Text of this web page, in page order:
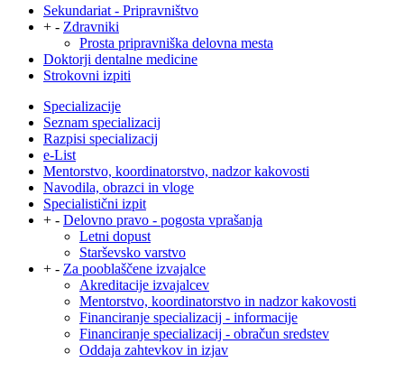
Sekundariat - Pripravništvo
+ - Zdravniki
Prosta pripravniška delovna mesta
Doktorji dentalne medicine
Strokovni izpiti
Specializacije
Seznam specializacij
Razpisi specializacij
e-List
Mentorstvo, koordinatorstvo, nadzor kakovosti
Navodila, obrazci in vloge
Specialistični izpit
+ - Delovno pravo - pogosta vprašanja
Letni dopust
Starševsko varstvo
+ - Za pooblaščene izvajalce
Akreditacije izvajalcev
Mentorstvo, koordinatorstvo in nadzor kakovosti
Financiranje specializacij - informacije
Financiranje specializacij - obračun sredstev
Oddaja zahtevkov in izjav